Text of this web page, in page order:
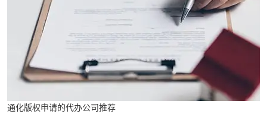
通化版权申请的代办公司推荐